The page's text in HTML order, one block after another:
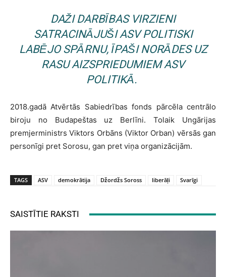
DAŽI DARBĪBAS VIRZIENI
SATRACINĀJUŠI ASV POLITISKI
LABĒJO SPĀRNU, ĪPAŠI NORĀDES UZ
RASU AIZSPRIEDUMIEM ASV
POLITIKĀ.
2018.gadā Atvērtās Sabiedrības fonds pārcēla centrālo
biroju no Budapeštas uz Berlīni. Tolaik Ungārijas
premjerministrs Viktors Orbāns (Viktor Orban) vērsās gan
personīgi pret Sorosu, gan pret viņa organizācijām.
TAGS ASV demokrātija Džordžs Soross liberāļi Svarīgi
SAISTĪTIE RAKSTI